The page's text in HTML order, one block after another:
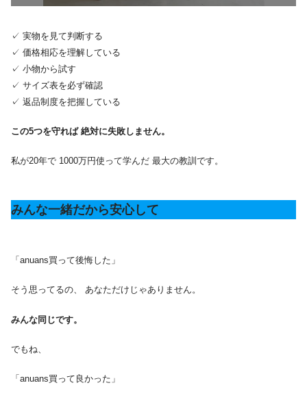
✓ 実物を見て判断する
✓ 価格相応を理解している
✓ 小物から試す
✓ サイズ表を必ず確認
✓ 返品制度を把握している
この5つを守れば 絶対に失敗しません。
私が20年で 1000万円使って学んだ 最大の教訓です。
みんな一緒だから安心して
「anuans買って後悔した」
そう思ってるの、 あなただけじゃありません。
みんな同じです。
でもね、
「anuans買って良かった」